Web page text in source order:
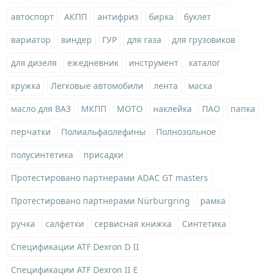
автоспорт
АКПП антифриз бирка
буклет
вариатор
виндер ГУР для газа
для грузовиков
для дизеля
ежедневник инструмент
каталог
кружка
Легковые автомобили лента
маска
масло для ВАЗ
МКПП МОТО наклейка ПАО
папка
перчатки
Полиальфаолефины
Полнозольное
полусинтетика
присадки
Протестировано партнерами ADAC GT masters
Протестировано партнерами Nürburgring
рамка
ручка
салфетки сервисная книжка
Синтетика
Спецификации ATF Dexron D II
Спецификации ATF Dexron II E